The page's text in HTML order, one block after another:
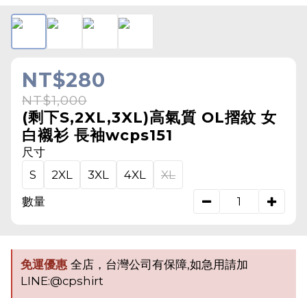
NT$280
NT$1,000
(剩下S,2XL,3XL)高氣質 OL摺紋 女
白襯衫 長袖wcps151
尺寸
S
2XL 3XL 4XL
XL
數量
免運優惠 全店，台灣公司有保障,如急用請加
LINE:@cpshirt